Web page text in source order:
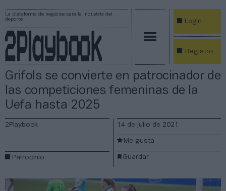
La plataforma de negocios para la industria del
deporte
Login
Registro
Grifols se convierte en patrocinador de
las competiciones femeninas de la
Uefa hasta 2025
2Playbook
Patrocinio
14 de julio de 2021
Guardar
Me gusta